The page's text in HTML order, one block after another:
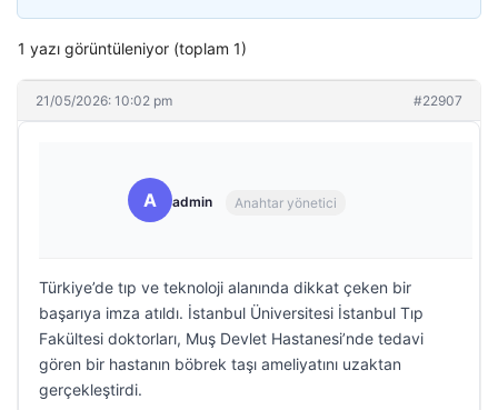
1 yazı görüntüleniyor (toplam 1)
21/05/2026: 10:02 pm #22907
A admin Anahtar yönetici
Türkiye’de tıp ve teknoloji alanında dikkat çeken bir
başarıya imza atıldı. İstanbul Üniversitesi İstanbul Tıp
Fakültesi doktorları, Muş Devlet Hastanesi’nde tedavi
gören bir hastanın böbrek taşı ameliyatını uzaktan
gerçekleştirdi.